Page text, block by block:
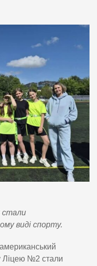
стали
виді спорту.
Ліцею №2 стали